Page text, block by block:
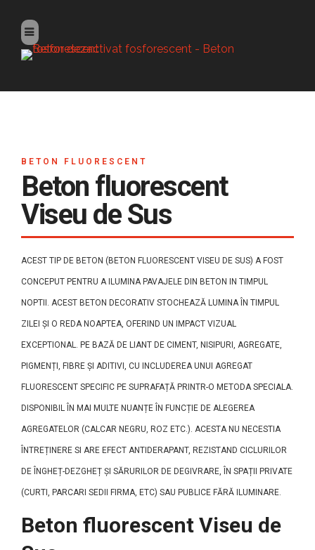
BETON FLUORESCENT
Beton fluorescent
Viseu de Sus
ACEST TIP DE BETON (BETON FLUORESCENT VISEU DE SUS) A FOST
CONCEPUT PENTRU A ILUMINA PAVAJELE DIN BETON IN TIMPUL
NOPTII. ACEST BETON DECORATIV STOCHEAZĂ LUMINA ÎN TIMPUL
ZILEI ȘI O REDA NOAPTEA, OFERIND UN IMPACT VIZUAL
EXCEPTIONAL. PE BAZĂ DE LIANT DE CIMENT, NISIPURI, AGREGATE,
PIGMENȚI, FIBRE ȘI ADITIVI, CU INCLUDEREA UNUI AGREGAT
FLUORESCENT SPECIFIC PE SUPRAFAȚĂ PRINTR-O METODA SPECIALA.
DISPONIBIL ÎN MAI MULTE NUANȚE ÎN FUNCȚIE DE ALEGEREA
AGREGATELOR (CALCAR NEGRU, ROZ ETC.). ACESTA NU NECESTIA
ÎNTREȚINERE SI ARE EFECT ANTIDERAPANT, REZISTAND CICLURILOR
DE ÎNGHEȚ-DEZGHEȚ ȘI SĂRURILOR DE DEGIVRARE, ÎN SPAȚII PRIVATE
(CURTI, PARCARI SEDII FIRMA, ETC) SAU PUBLICE FĂRĂ ILUMINARE.
Beton fluorescent Viseu de